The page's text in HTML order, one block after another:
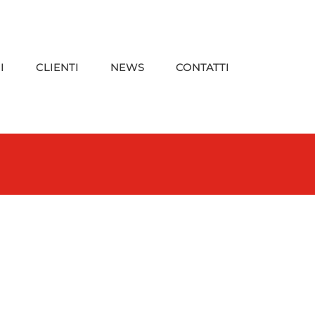
CLIENTI NEWS CONTATTI